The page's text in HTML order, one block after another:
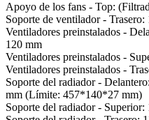
Apoyo de los fans - Top:
Soporte de ventilador -
Ventiladores preinstalados -
120 mm
Ventiladores preinstalados -
Ventiladores preinstalados -
Soporte del radiador -
mm (Límite: 457*140*27 mm)
Soporte del radiador -